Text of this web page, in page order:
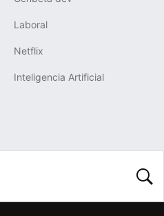
Laboral
Netflix
Inteligencia Artificial